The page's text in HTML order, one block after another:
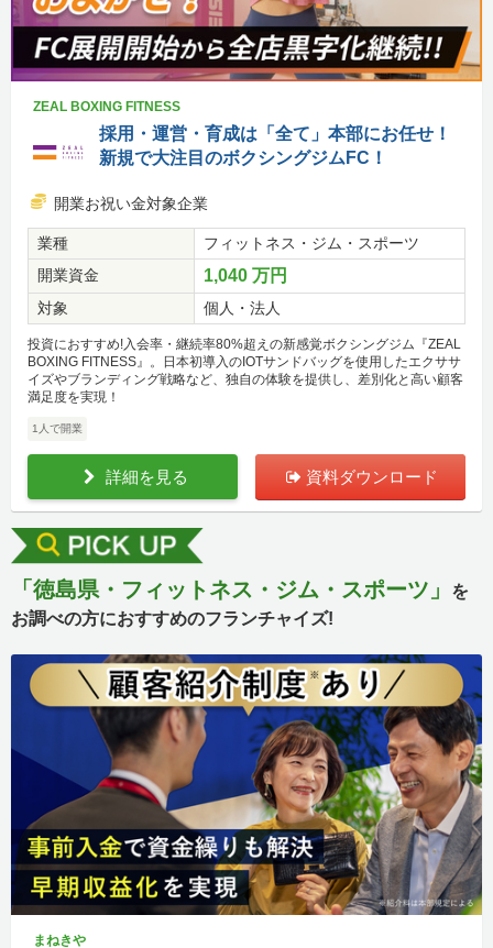
ZEAL BOXING FITNESS
採用・運営・育成は「全て」本部にお任せ！
新規で大注目のボクシングジムFC！
開業お祝い金対象企業
業種
フィットネス・ジム・スポーツ
開業資金
1,040 万円
対象 個人・法人
投資におすすめ!入会率・継続率80%超えの新感覚ボクシングジム『ZEAL
BOXING FITNESS』。日本初導入のIOTサンドバッグを使用したエクササ
イズやブランディング戦略など、独自の体験を提供し、差別化と高い顧客
満足度を実現！
1人で開業
詳細を見る 資料ダウンロード
「徳島県・フィットネス・ジム・スポーツ」
を
お調べの方におすすめのフランチャイズ!
まねきや